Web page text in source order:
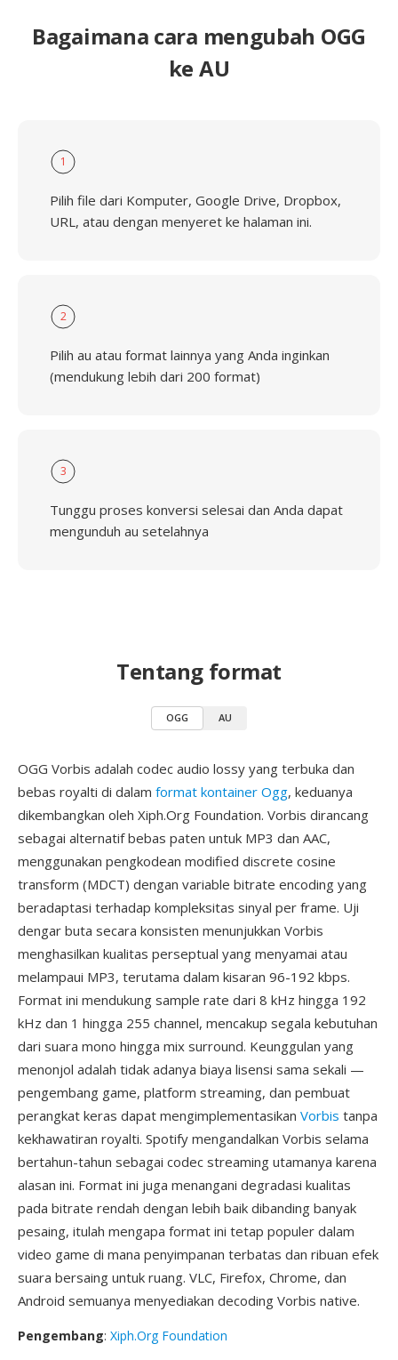
Bagaimana cara mengubah OGG
ke AU
1
Pilih file dari Komputer, Google Drive, Dropbox,
URL, atau dengan menyeret ke halaman ini.
2
Pilih au atau format lainnya yang Anda inginkan
(mendukung lebih dari 200 format)
3
Tunggu proses konversi selesai dan Anda dapat
mengunduh au setelahnya
Tentang format
OGG AU
OGG Vorbis adalah codec audio lossy yang terbuka dan
bebas royalti di dalam format kontainer Ogg, keduanya
dikembangkan oleh Xiph.Org Foundation. Vorbis dirancang
sebagai alternatif bebas paten untuk MP3 dan AAC,
menggunakan pengkodean modified discrete cosine
transform (MDCT) dengan variable bitrate encoding yang
beradaptasi terhadap kompleksitas sinyal per frame. Uji
dengar buta secara konsisten menunjukkan Vorbis
menghasilkan kualitas perseptual yang menyamai atau
melampaui MP3, terutama dalam kisaran 96-192 kbps.
Format ini mendukung sample rate dari 8 kHz hingga 192
kHz dan 1 hingga 255 channel, mencakup segala kebutuhan
dari suara mono hingga mix surround. Keunggulan yang
menonjol adalah tidak adanya biaya lisensi sama sekali —
pengembang game, platform streaming, dan pembuat
perangkat keras dapat mengimplementasikan Vorbis tanpa
kekhawatiran royalti. Spotify mengandalkan Vorbis selama
bertahun-tahun sebagai codec streaming utamanya karena
alasan ini. Format ini juga menangani degradasi kualitas
pada bitrate rendah dengan lebih baik dibanding banyak
pesaing, itulah mengapa format ini tetap populer dalam
video game di mana penyimpanan terbatas dan ribuan efek
suara bersaing untuk ruang. VLC, Firefox, Chrome, dan
Android semuanya menyediakan decoding Vorbis native.
Pengembang: Xiph.Org Foundation